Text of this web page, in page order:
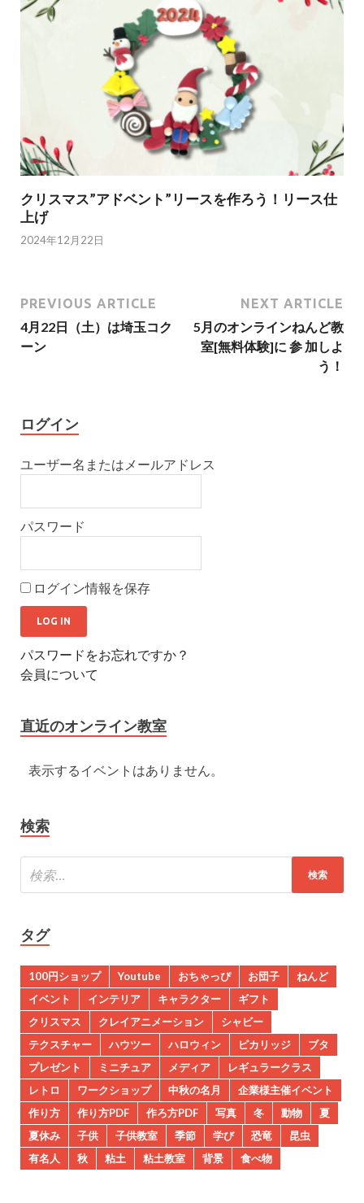
クリスマス”アドベント”リースを作ろう！リース仕
上げ
2024年12月22日
PREVIOUS ARTICLE
4月22日（土）は埼玉コク
ーン
NEXT ARTICLE
5月のオンラインねんど教
室[無料体験]に 参 加しよ
う！
ログイン
ユーザー名またはメールアドレス
パスワード
ログイン情報を保存
パスワードをお忘れですか？
会員について
直近のオンライン教室
表示するイベントはありません。
検索
タグ
100円ショップ Youtube おちゃっぴ お団子
ねんど
イベント
インテリア キャラクター
ギフト
クリスマス
クレイアニメーション
シャビー
テクスチャー
ハウツー ハロウィン ピカリッジ
ブタ
プレゼント
ミニチュア メディア
レギュラークラス
レトロ
ワークショップ 中秋の名月
企業様主催イベント
作り方
作り方PDF 作ろ方PDF 写真 冬 動物
夏
夏休み
子供 子供教室 季節 学び 恐竜
昆虫
有名人
秋 粘土 粘土教室 背景 食べ物